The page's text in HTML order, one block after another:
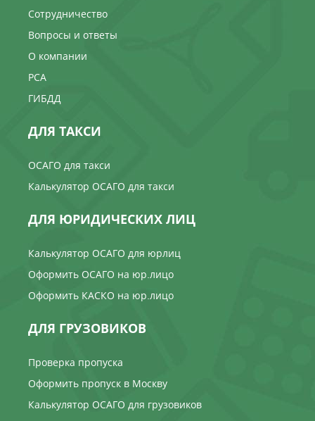
Сотрудничество
Вопросы и ответы
О компании
РСА
ГИБДД
ДЛЯ ТАКСИ
ОСАГО для такси
Калькулятор ОСАГО для такси
ДЛЯ ЮРИДИЧЕСКИХ ЛИЦ
Калькулятор ОСАГО для юрлиц
Оформить ОСАГО на юр.лицо
Оформить КАСКО на юр.лицо
ДЛЯ ГРУЗОВИКОВ
Проверка пропуска
Оформить пропуск в Москву
Калькулятор ОСАГО для грузовиков